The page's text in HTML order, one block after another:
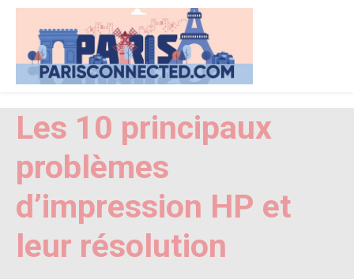
Les 10 principaux
problèmes
d’impression HP et
leur résolution